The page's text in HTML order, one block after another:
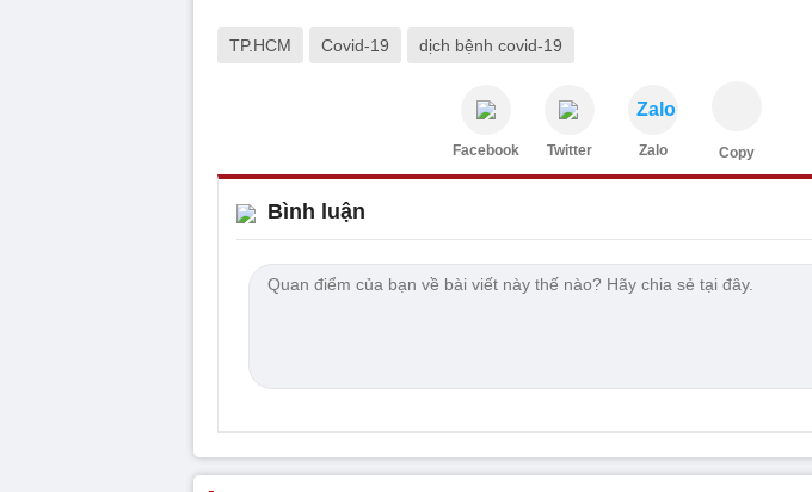
TP.HCM Covid-19 dịch bệnh covid-19
Facebook Twitter
Zalo
Zalo Copy
Bình luận